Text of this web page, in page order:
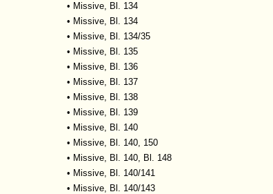
• Missive, Bl. 134
• Missive, Bl. 134
• Missive, Bl. 134/35
• Missive, Bl. 135
• Missive, Bl. 136
• Missive, Bl. 137
• Missive, Bl. 138
• Missive, Bl. 139
• Missive, Bl. 140
• Missive, Bl. 140, 150
• Missive, Bl. 140, Bl. 148
• Missive, Bl. 140/141
• Missive, Bl. 140/143